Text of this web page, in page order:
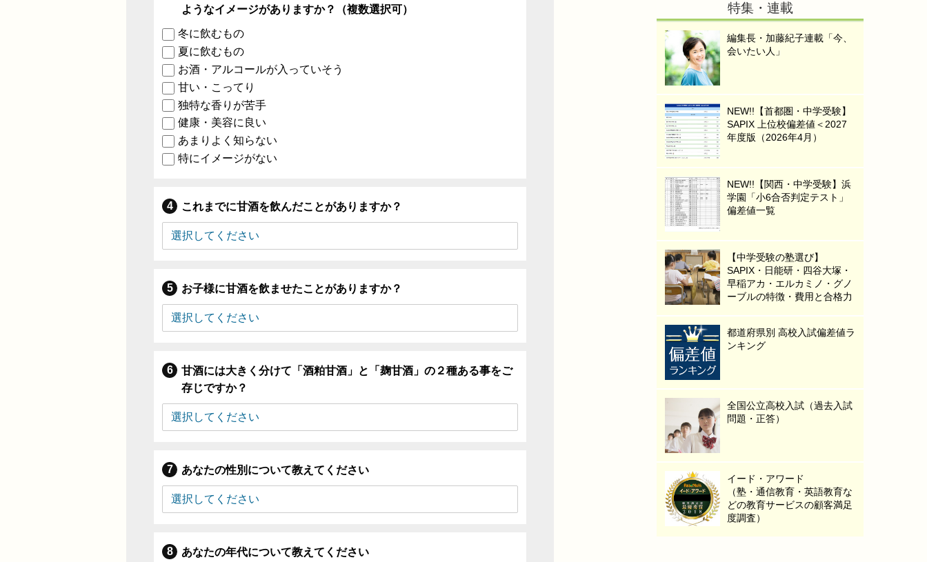
ようなイメージがありますか？（複数選択可）
冬に飲むもの
夏に飲むもの
お酒・アルコールが入っていそう
甘い・こってり
独特な香りが苦手
健康・美容に良い
あまりよく知らない
特にイメージがない
これまでに甘酒を飲んだことがありますか？
お子様に甘酒を飲ませたことがありますか？
甘酒には大きく分けて「酒粕甘酒」と「麹甘酒」の２種ある事をご
存じですか？
あなたの性別について教えてください
あなたの年代について教えてください
特集・連載
編集長・加藤紀子連載「今、
会いたい人」
NEW!!【首都圏・中学受験】
SAPIX 上位校偏差値＜2027
年度版（2026年4月）
NEW!!【関西・中学受験】浜
学園「小6合否判定テスト」
偏差値一覧
【中学受験の塾選び】
SAPIX・日能研・四谷大塚・
早稲アカ・エルカミノ・グノ
ーブルの特徴・費用と合格力
都道府県別 高校入試偏差値ラ
ンキング
全国公立高校入試（過去入試
問題・正答）
イード・アワード
（塾・通信教育・英語教育な
どの教育サービスの顧客満足
度調査）